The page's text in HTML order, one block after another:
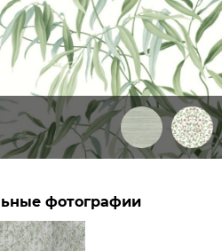
фотографии